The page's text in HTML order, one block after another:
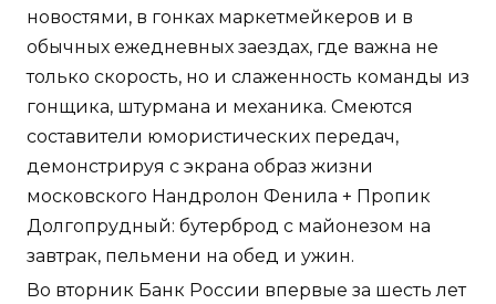
новостями, в гонках маркетмейкеров и в
обычных ежедневных заездах, где важна не
только скорость, но и слаженность команды из
гонщика, штурмана и механика. Смеются
составители юмористических передач,
демонстрируя с экрана образ жизни
московского Нандролон Фенила + Пропик
Долгопрудный: бутерброд с майонезом на
завтрак, пельмени на обед и ужин.
Во вторник Банк России впервые за шесть лет